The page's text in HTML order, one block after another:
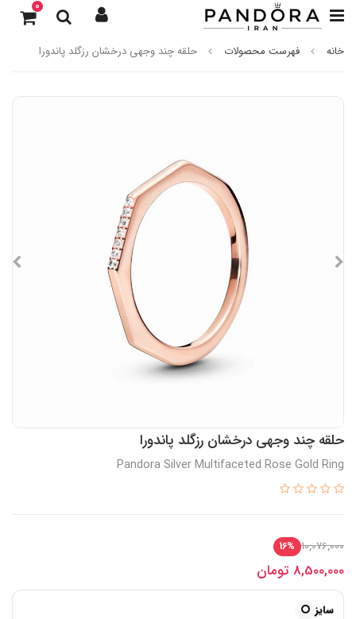
0
خانه فهرست محصولات حلقه چند وجهی درخشان رزگلد پاندورا
حلقه چند وجهی درخشان رزگلد پاندورا
Pandora Silver Multifaceted Rose Gold Ring
10,076,000
16%
8,500,000 تومان
سایز